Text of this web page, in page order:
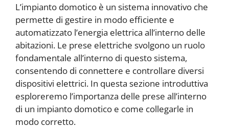
L’impianto domotico è un sistema innovativo che
permette di gestire in modo efficiente e
automatizzato l’energia elettrica all’interno delle
abitazioni. Le prese elettriche svolgono un ruolo
fondamentale all’interno di questo sistema,
consentendo di connettere e controllare diversi
dispositivi elettrici. In questa sezione introduttiva
esploreremo l’importanza delle prese all’interno
di un impianto domotico e come collegarle in
modo corretto.